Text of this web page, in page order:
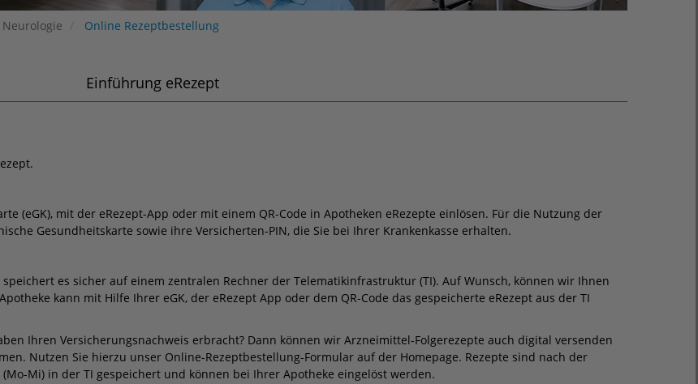
Neurologie Online Rezeptbestellung
Einführung eRezept
(eGK), mit der eRezept-App oder mit einem QR-Code in Apotheken eRezepte einlösen. Für die Nutzung der
Gesundheitskarte sowie ihre Versicherten-PIN, die Sie bei Ihrer Krankenkasse erhalten.
es sicher auf einem zentralen Rechner der Telematikinfrastruktur (TI). Auf Wunsch, können wir Ihnen
kann mit Hilfe Ihrer eGK, der eRezept App oder dem QR-Code das gespeicherte eRezept aus der TI
Ihren Versicherungsnachweis erbracht? Dann können wir Arzneimittel-Folgerezepte auch digital versenden
Nutzen Sie hierzu unser Online-Rezeptbestellung-Formular auf der Homepage. Rezepte sind nach der
Mi) in der TI gespeichert und können bei Ihrer Apotheke eingelöst werden.